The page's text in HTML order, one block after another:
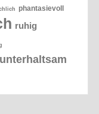
phantasievoll
ruhig
unterhaltsam